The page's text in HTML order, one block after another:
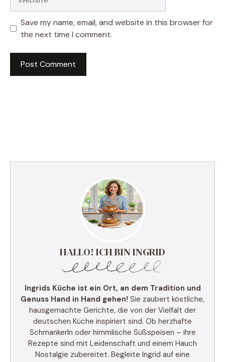
Save my name, email, and website in this browser for
the next time I comment.
HALLO! ICH BIN INGRID
Ingrids Küche ist ein Ort, an dem Tradition und
Genuss Hand in Hand gehen! Sie zaubert köstliche,
hausgemachte Gerichte, die von der Vielfalt der
deutschen Küche inspiriert sind. Ob herzhafte
Schmankerln oder himmlische Süßspeisen – ihre
Rezepte sind mit Leidenschaft und einem Hauch
Nostalgie zubereitet. Begleite Ingrid auf eine